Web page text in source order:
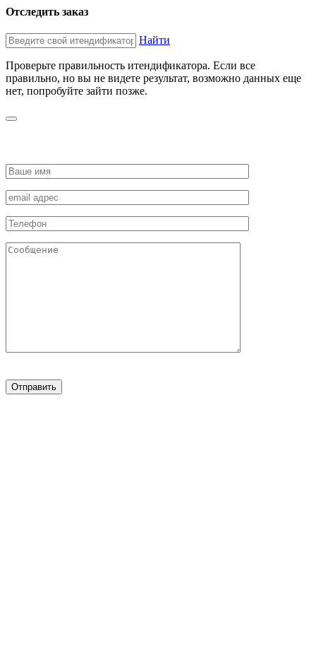
Отследить заказ
Найти
Проверьте правильность итендификатора. Если все
правильно, но вы не видете результат, возможно данных еще
нет, попробуйте зайти позже.